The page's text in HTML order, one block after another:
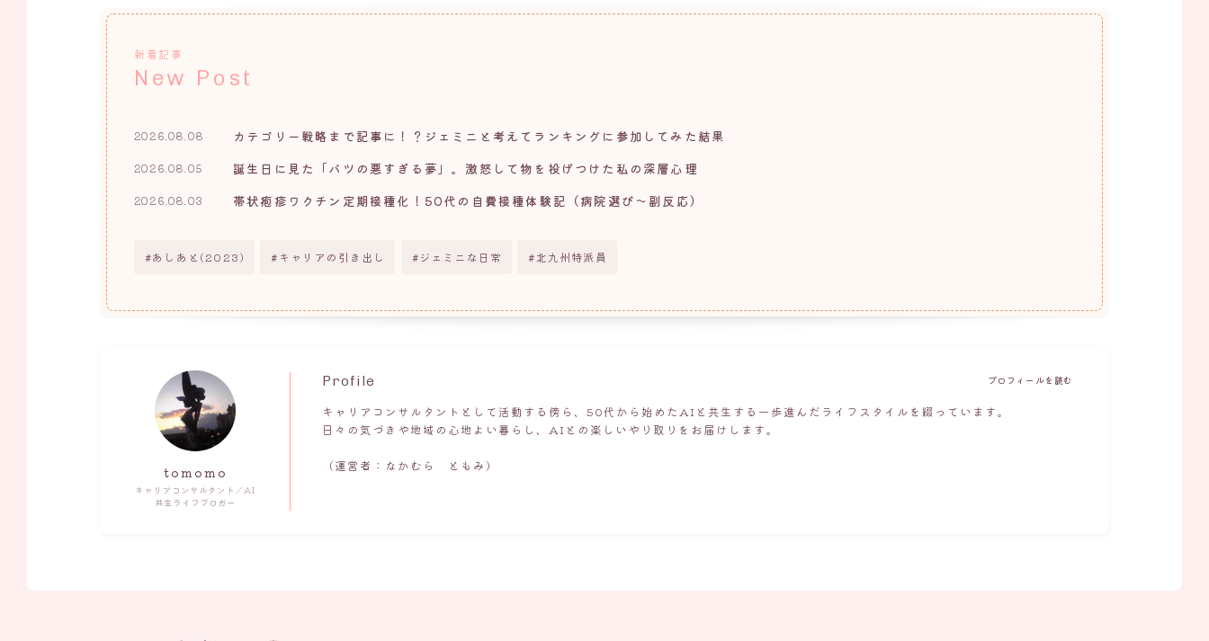
新着記事
New Post
カテゴリー戦略まで記事に！？ジェミニと考えてランキングに参加してみた結果
2026.08.08
誕生日に見た「バツの悪すぎる夢」。激怒して物を投げつけた私の深層心理
2026.08.05
帯状疱疹ワクチン定期接種化！50代の自費接種体験記（病院選び〜副反応）
2026.08.03
あしあと(2023) キャリアの引き出し ジェミニな日常 北九州特派員
tomomo
キャリアコンサルタント／AI
共生ライフブロガー
Profile
キャリアコンサルタントとして活動する傍ら、50代から始めたAIと共生する一歩進んだライフスタイルを綴っています。
日々の気づきや地域の心地よい暮らし、AIとの楽しいやり取りをお届けします。
（運営者：なかむら ともみ）
プロフィールを読む